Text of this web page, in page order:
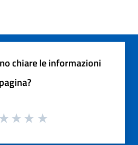
chiare le informazioni